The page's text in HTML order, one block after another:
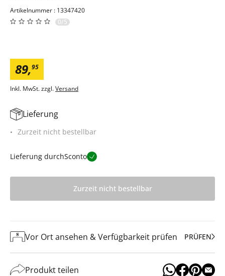
Artikelnummer : 13347420
0/5
89,95
Inkl. MwSt. zzgl.Versand
Lieferung
Zurzeit nicht bestellbar
Lieferung durchSconto
Zurzeit nicht bestellbar
Vor Ort ansehen & Verfügbarkeit prüfen PRÜFEN
Produkt teilen